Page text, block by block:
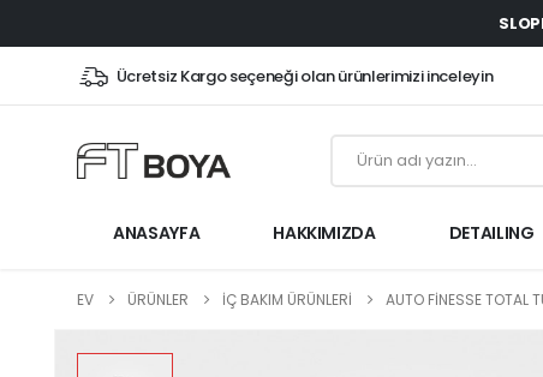
Ücretsiz Kargo seçeneği olan ürünlerimizi inceleyin
ANASAYFA HAKKIMIZDA DETAILING
EV ÜRÜNLER İÇ BAKIM ÜRÜNLERİ AUTO FINESSE TOTAL